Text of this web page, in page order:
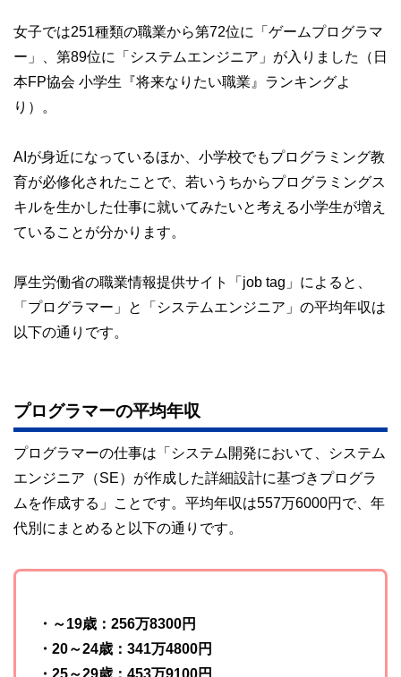
女子では251種類の職業から第72位に「ゲームプログラマ
ー」、第89位に「システムエンジニア」が入りました（日
本FP協会 小学生『将来なりたい職業』ランキングよ
り）。
AIが身近になっているほか、小学校でもプログラミング教
育が必修化されたことで、若いうちからプログラミングス
キルを生かした仕事に就いてみたいと考える小学生が増え
ていることが分かります。
厚生労働省の職業情報提供サイト「job tag」によると、
「プログラマー」と「システムエンジニア」の平均年収は
以下の通りです。
プログラマーの平均年収
プログラマーの仕事は「システム開発において、システム
エンジニア（SE）が作成した詳細設計に基づきプログラ
ムを作成する」ことです。平均年収は557万6000円で、年
代別にまとめると以下の通りです。
・～19歳：256万8300円
・20～24歳：341万4800円
・25～29歳：453万9100円